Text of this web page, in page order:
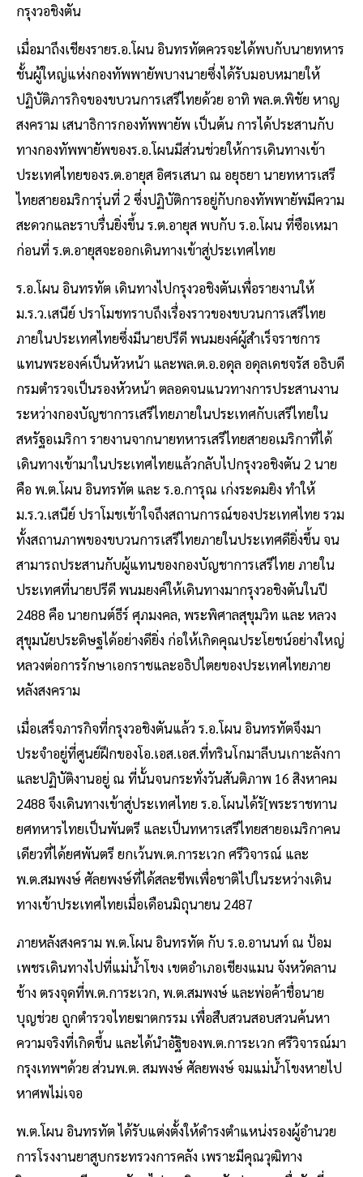
กรุงวอชิงตัน
เมื่อมาถึงเชียงรายร.อ.โผน อินทรทัตควรจะได้พบกับนายทหาร
ชั้นผู้ใหญ่แห่งกองทัพพายัพบางนายซึ่งได้รับมอบหมายให้
ปฏิบัติภารกิจของขบวนการเสรีไทยด้วย อาทิ พล.ต.พิชัย หาญ
สงคราม เสนาธิการกองทัพพายัพ เป็นต้น การได้ประสานกับ
ทางกองทัพพายัพของร.อ.โผนมีส่วนช่วยให้การเดินทางเข้า
ประเทศไทยของร.ต.อายุส อิศรเสนา ณ อยุธยา นายทหารเสรี
ไทยสายอมริการุ่นที่ 2 ซึ่งปฏิบัติการอยู่กับกองทัพพายัพมีความ
สะดวกและราบรื่นยิ่งขึ้น ร.ต.อายุส พบกับ ร.อ.โผน ที่ซือเหมา
ก่อนที่ ร.ต.อายุสจะออกเดินทางเข้าสู่ประเทศไทย
ร.อ.โผน อินทรทัต เดินทางไปกรุงวอชิงตันเพื่อรายงานให้
ม.ร.ว.เสนีย์ ปราโมชทราบถึงเรื่องราวของขบวนการเสรีไทย
ภายในประเทศไทยซึ่งมีนายปรีดี พนมยงค์ผู้สำเร็จราชการ
แทนพระองค์เป็นหัวหน้า และพล.ต.อ.อดุล อดุลเดชจรัส อธิบดี
กรมตำรวจเป็นรองหัวหน้า ตลอดจนแนวทางการประสานงาน
ระหว่างกองบัญชาการเสรีไทยภายในประเทศกับเสรีไทยใน
สหรัฐอเมริกา รายงานจากนายทหารเสรีไทยสายอเมริกาที่ได้
เดินทางเข้ามาในประเทศไทยแล้วกลับไปกรุงวอชิงตัน 2 นาย
คือ พ.ต.โผน อินทรทัต และ ร.อ.การุณ เก่งระดมยิง ทำให้
ม.ร.ว.เสนีย์ ปราโมชเข้าใจถึงสถานการณ์ของประเทศไทย รวม
ทั้งสถานภาพของขบวนการเสรีไทยภายในประเทศดียิ่งขึ้น จน
สามารถประสานกับผู้แทนของกองบัญชาการเสรีไทย ภายใน
ประเทศที่นายปรีดี พนมยงค์ให้เดินทางมากรุงวอชิงตันในปี
2488 คือ นายกนต์ธีร์ ศุภมงคล, พระพิศาลสุขุมวิท และ หลวง
สุขุมนัยประดิษฐได้อย่างดียิ่ง ก่อให้เกิดคุณประโยชน์อย่างใหญ่
หลวงต่อการรักษาเอกราชและอธิปไตยของประเทศไทยภาย
หลังสงคราม
เมื่อเสร็จภารกิจที่กรุงวอชิงตันแล้ว ร.อ.โผน อินทรทัตจึงมา
ประจำอยู่ที่ศูนย์ฝึกของโอ.เอส.เอส.ที่ทรินโกมาลีบนเกาะลังกา
และปฏิบัติงานอยู่ ณ ที่นั้นจนกระทั่งวันสันติภาพ 16 สิงหาคม
2488 จึงเดินทางเข้าสู่ประเทศไทย ร.อ.โผนได้รั[พระราชทาน
ยศทหารไทยเป็นพันตรี และเป็นทหารเสรีไทยสายอเมริกาคน
เดียวที่ได้ยศพันตรี ยกเว้นพ.ต.การะเวก ศรีวิจารณ์ และ
พ.ต.สมพงษ์ ศัลยพงษ์ที่ได้สละชีพเพื่อชาติไปในระหว่างเดิน
ทางเข้าประเทศไทยเมื่อเดือนมิถุนายน 2487
ภายหลังสงคราม พ.ต.โผน อินทรทัต กับ ร.อ.อานนท์ ณ ป้อม
เพชรเดินทางไปที่แม่น้ำโขง เขตอำเภอเชียงแมน จังหวัดลาน
ช้าง ตรงจุดที่พ.ต.การะเวก, พ.ต.สมพงษ์ และพ่อค้าชื่อนาย
บุญช่วย ถูกตำรวจไทยฆาตกรรม เพื่อสืบสวนสอบสวนค้นหา
ความจริงที่เกิดขึ้น และได้นำอัฐิของพ.ต.การะเวก ศรีวิจารณ์มา
กรุงเทพฯด้วย ส่วนพ.ต. สมพงษ์ ศัลยพงษ์ จมแม่น้ำโขงหายไป
หาศพไม่เจอ
พ.ต.โผน อินทรทัต ได้รับแต่งตั้งให้ดำรงตำแหน่งรองผู้อำนวย
การโรงงานยาสูบกระทรวงการคลัง เพราะมีคุณวุฒิทาง